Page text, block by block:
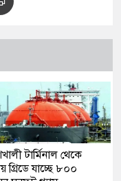
টার্মিনাল থেকে
গ্রিডে যাচ্ছে ৮০০